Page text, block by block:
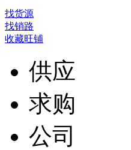
找货源
找销路
收藏旺铺
供应
求购
公司